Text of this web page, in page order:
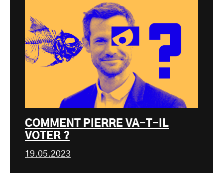
COMMENT PIERRE VA-T-IL
VOTER ?
19.05.2023